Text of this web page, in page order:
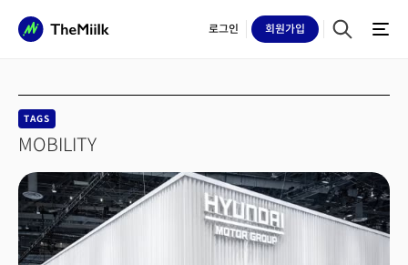
로그인 회원가입
TAGS
MOBILITY